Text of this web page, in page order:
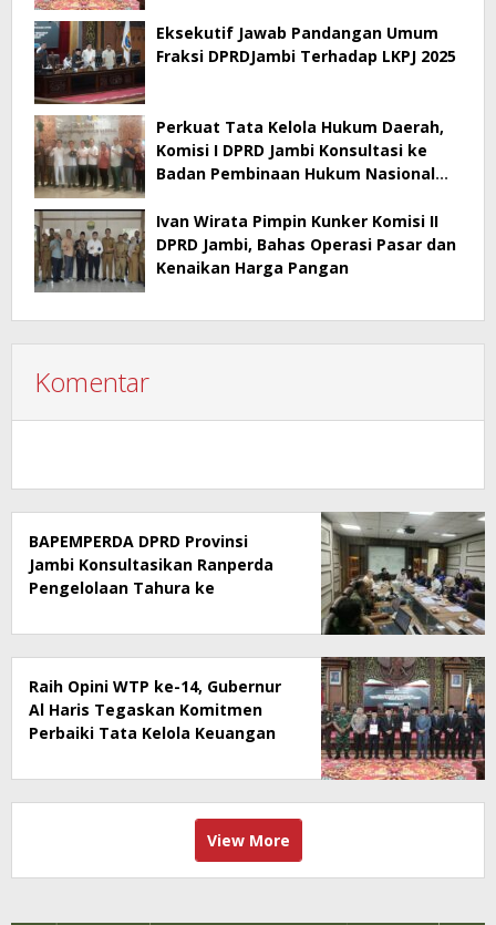
Eksekutif Jawab Pandangan Umum
Fraksi DPRDJambi Terhadap LKPJ 2025
Perkuat Tata Kelola Hukum Daerah,
Komisi I DPRD Jambi Konsultasi ke
Badan Pembinaan Hukum Nasional
Ivan Wirata Pimpin Kunker Komisi II
DPRD Jambi, Bahas Operasi Pasar dan
Kenaikan Harga Pangan
Komentar
BAPEMPERDA DPRD Provinsi
Jambi Konsultasikan Ranperda
Pengelolaan Tahura ke
Raih Opini WTP ke-14, Gubernur
Al Haris Tegaskan Komitmen
Perbaiki Tata Kelola Keuangan
View More